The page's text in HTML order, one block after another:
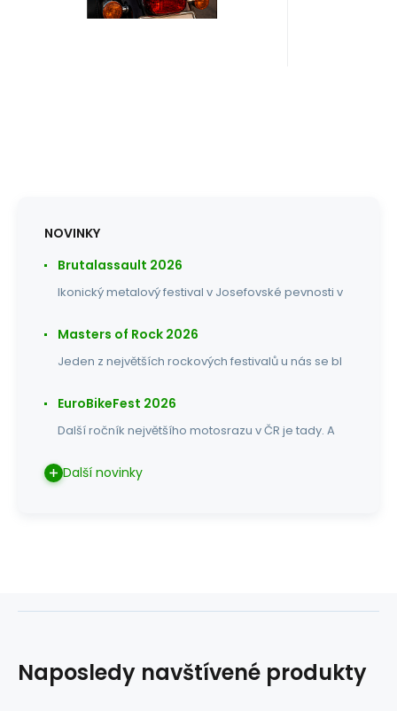
NOVINKY
Brutalassault 2026
Ikonický metalový festival v Josefovské pevnosti v
Masters of Rock 2026
Jeden z největších rockových festivalů u nás se bl
EuroBikeFest 2026
Další ročník největšího motosrazu v ČR je tady. A
Další novinky
Naposledy navštívené produkty